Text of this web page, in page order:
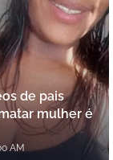
de pais
mulher é
AM